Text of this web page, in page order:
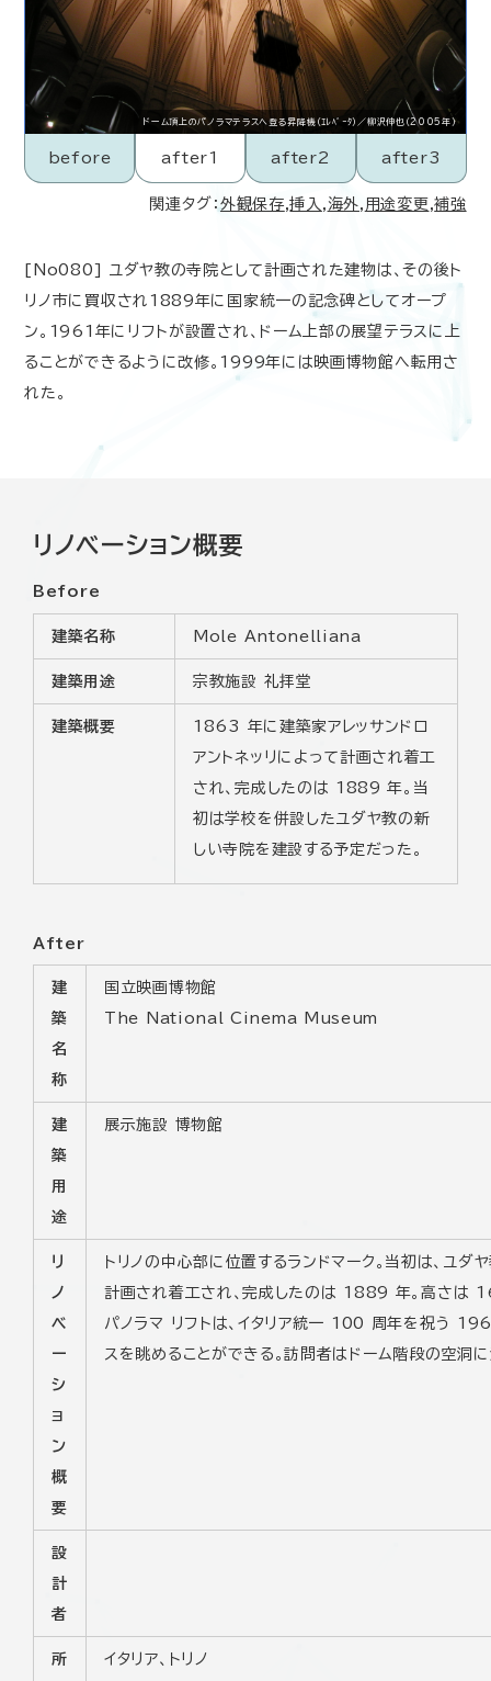
ドーム頂上のパノラマテラスへ登る昇降機（ｴﾚﾍﾞｰﾀ）／柳沢伸也（2005年）
before after1 after2 after3
関連タグ： 外観保存,挿入 ,海外, 用途変更 ,補強
[No080] ユダヤ教の寺院として計画された建物は、その後ト
リノ市に買収され1889年に国家統一の記念碑としてオープ
ン。1961年にリフトが設置され、ドーム上部の展望テラスに上
ることができるように改修。1999年には映画博物館へ転用さ
れた。
リノベーション概要
Before
建築名称 Mole Antonelliana
建築用途 宗教施設 礼拝堂
建築概要
1863 年に建築家アレッサンドロ
アントネッリによって計画され着工
され、完成したのは 1889 年。当
初は学校を併設したユダヤ教の新
しい寺院を建設する予定だった。
After
建
築
名
称
国立映画博物館
The National Cinema Museum
建
築
用
途
展示施設 博物館
リ
ノ
ベ
ー
シ
ョ
ン
概
要
トリノの中心部に位置するランドマーク。当初は、ユ
計画され着工され、完成したのは 1889 年。高さは
パノラマ リフトは、イタリア統一 100 周年を祝う
スを眺めることができる。訪問者はドーム階段の空洞
設
計
者
所
イタリア、トリノ